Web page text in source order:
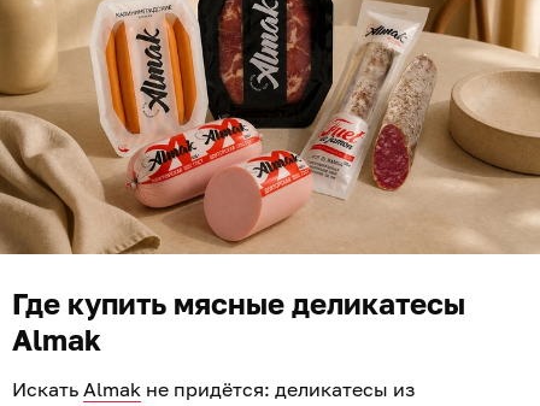
Где купить мясные деликатесы
Almak
Искать Almak не придётся: деликатесы из